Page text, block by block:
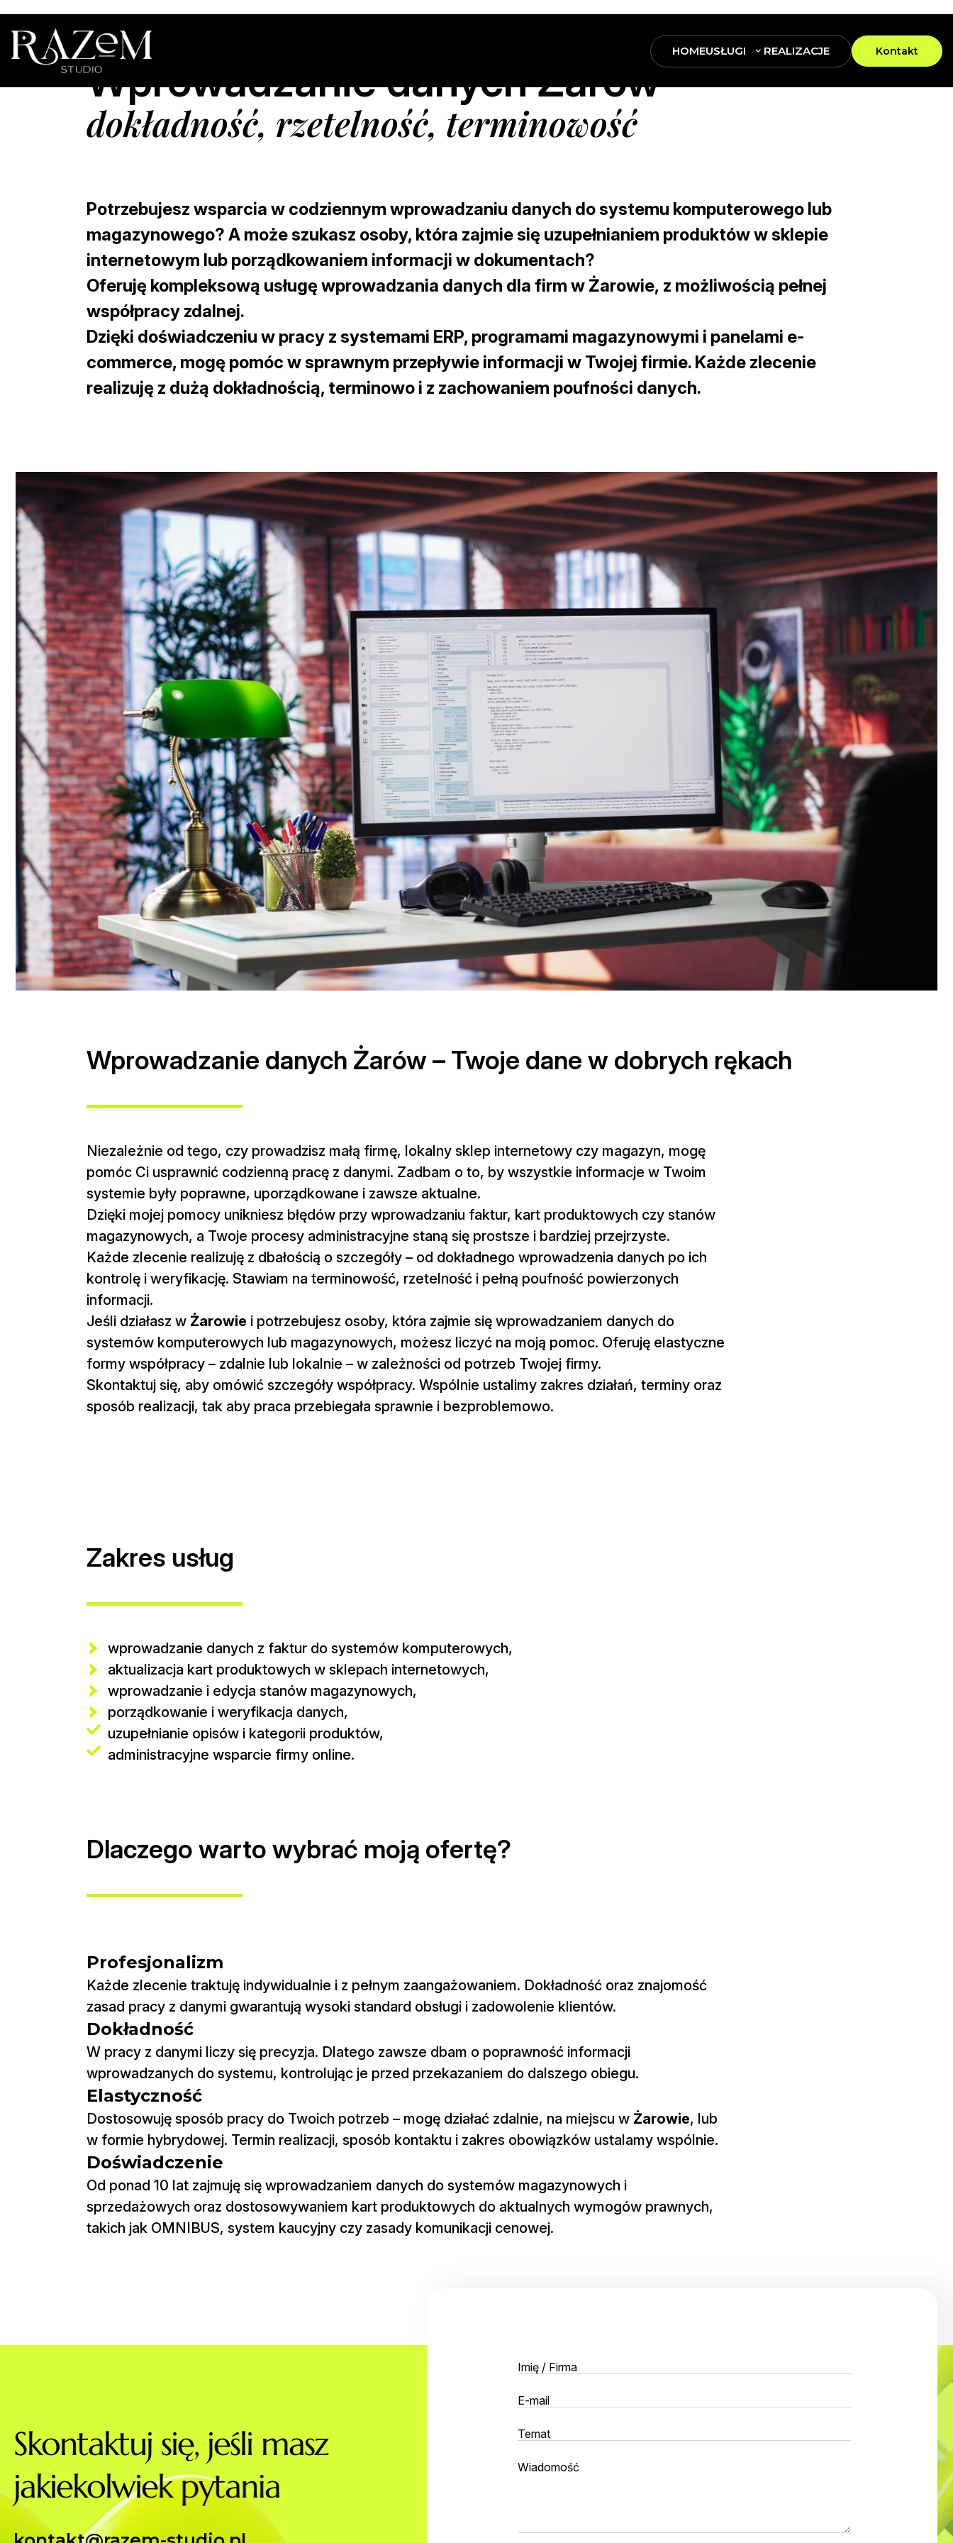
HOMEUSŁUGI REALIZACJE Kontakt
Wprowadzanie danych Żarów
dokładność, rzetelność, terminowość
Potrzebujesz wsparcia w codziennym wprowadzaniu danych do systemu komputerowego lub
magazynowego? A może szukasz osoby, która zajmie się uzupełnianiem produktów w sklepie
internetowym lub porządkowaniem informacji w dokumentach?
Oferuję kompleksową usługę wprowadzania danych dla firm w Żarowie, z możliwością pełnej
współpracy zdalnej.
Dzięki doświadczeniu w pracy z systemami ERP, programami magazynowymi i panelami e-
commerce, mogę pomóc w sprawnym przepływie informacji w Twojej firmie. Każde zlecenie
realizuję z dużą dokładnością, terminowo i z zachowaniem poufności danych.
Wprowadzanie danych Żarów – Twoje dane w dobrych rękach
Niezależnie od tego, czy prowadzisz małą firmę, lokalny sklep internetowy czy magazyn, mogę
pomóc Ci usprawnić codzienną pracę z danymi. Zadbam o to, by wszystkie informacje w Twoim
systemie były poprawne, uporządkowane i zawsze aktualne.
Dzięki mojej pomocy unikniesz błędów przy wprowadzaniu faktur, kart produktowych czy stanów
magazynowych, a Twoje procesy administracyjne staną się prostsze i bardziej przejrzyste.
Każde zlecenie realizuję z dbałością o szczegóły – od dokładnego wprowadzenia danych po ich
kontrolę i weryfikację. Stawiam na terminowość, rzetelność i pełną poufność powierzonych
informacji.
Jeśli działasz w Żarowie i potrzebujesz osoby, która zajmie się wprowadzaniem danych do
systemów komputerowych lub magazynowych, możesz liczyć na moją pomoc. Oferuję elastyczne
formy współpracy – zdalnie lub lokalnie – w zależności od potrzeb Twojej firmy.
Skontaktuj się, aby omówić szczegóły współpracy. Wspólnie ustalimy zakres działań, terminy oraz
sposób realizacji, tak aby praca przebiegała sprawnie i bezproblemowo.
Zakres usług
wprowadzanie danych z faktur do systemów komputerowych,
aktualizacja kart produktowych w sklepach internetowych,
wprowadzanie i edycja stanów magazynowych,
porządkowanie i weryfikacja danych,
uzupełnianie opisów i kategorii produktów,
administracyjne wsparcie firmy online.
Dlaczego warto wybrać moją ofertę?
Profesjonalizm
Każde zlecenie traktuję indywidualnie i z pełnym zaangażowaniem. Dokładność oraz znajomość
zasad pracy z danymi gwarantują wysoki standard obsługi i zadowolenie klientów.
Dokładność
W pracy z danymi liczy się precyzja. Dlatego zawsze dbam o poprawność informacji
wprowadzanych do systemu, kontrolując je przed przekazaniem do dalszego obiegu.
Elastyczność
Dostosowuję sposób pracy do Twoich potrzeb – mogę działać zdalnie, na miejscu w Żarowie, lub
w formie hybrydowej. Termin realizacji, sposób kontaktu i zakres obowiązków ustalamy wspólnie.
Doświadczenie
Od ponad 10 lat zajmuję się wprowadzaniem danych do systemów magazynowych i
sprzedażowych oraz dostosowywaniem kart produktowych do aktualnych wymogów prawnych,
takich jak OMNIBUS, system kaucyjny czy zasady komunikacji cenowej.
Skontaktuj się, jeśli masz
jakiekolwiek pytania